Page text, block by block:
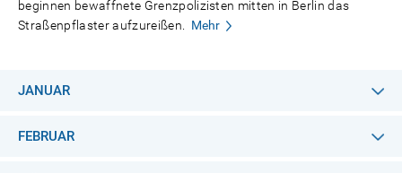
beginnen bewaffnete Grenzpolizisten mitten in Berlin das
Straßenpflaster aufzureißen.
Mehr
JANUAR
FEBRUAR